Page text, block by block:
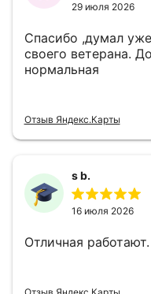
29 июля 2026
Спасибо ,думал
своего ветерана.
нормальная
Отзыв Яндекс.Карты
s b.
16 июля 2026
Отличная